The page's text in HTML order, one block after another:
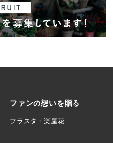
ファンの想いを贈る
フラスタ・楽屋花